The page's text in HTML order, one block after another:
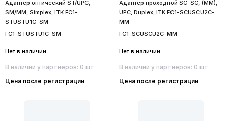
Адаптер оптический ST/UPC,
SM/MM, Simplex, ITK FC1-
STUSTU1C-SM
FC1-STUSTU1C-SM
Нет в наличии
В наличии у партнеров: 0 шт
Цена после регистрации
Адаптер проходной SC-SC, (MM),
UPC, Duplex, ITK FC1-SCUSCU2C-
MM
FC1-SCUSCU2C-MM
Нет в наличии
В наличии у партнеров: 0 шт
Цена после регистрации